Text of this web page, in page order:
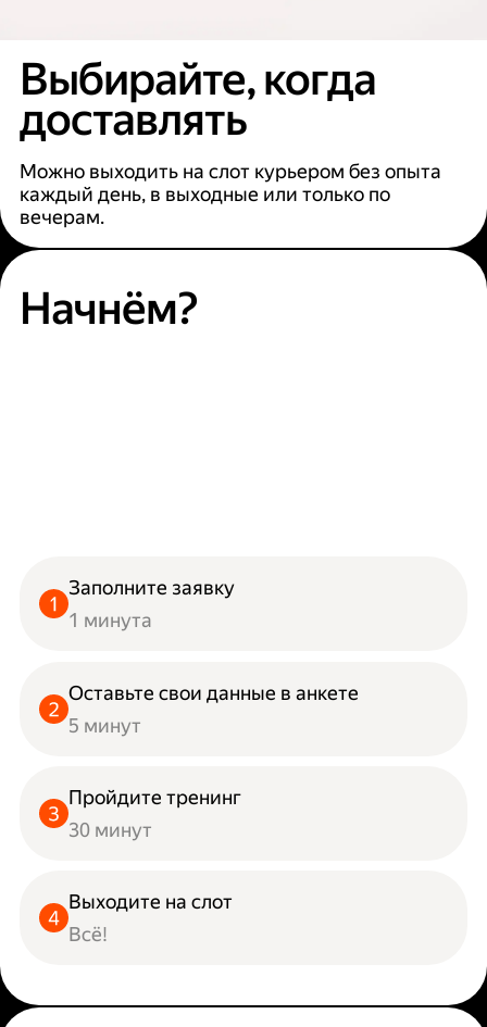
Выбирайте, когда
доставлять
Можно выходить на слот курьером без опыта
каждый день, в выходные или только по
вечерам.
Начнём?
Заполните заявку
1 минута
Оставьте свои данные в анкете
5 минут
Пройдите тренинг
30 минут
Выходите на слот
Всё!